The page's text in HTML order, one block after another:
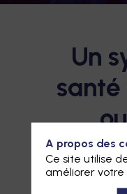
Un
A propos des
Ce site utilise
améliorer votre